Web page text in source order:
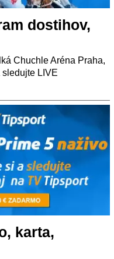
dostihov,
Chuchle Aréna Praha,
LIVE
karta,